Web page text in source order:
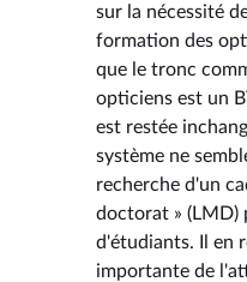
sur la nécessité
formation des
que le tronc
opticiens est un
est restée
système ne
recherche d'un
doctorat » (LMD)
d'étudiants. Il en
importante de